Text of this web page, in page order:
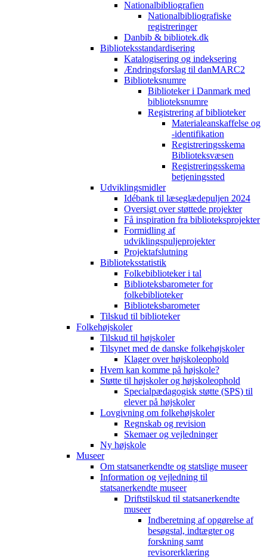
Nationalbibliografien
Nationalbibliografiske
registreringer
Danbib & bibliotek.dk
Biblioteksstandardisering
Katalogisering og indeksering
Ændringsforslag til danMARC2
Biblioteksnumre
Biblioteker i Danmark med
biblioteksnumre
Registrering af biblioteker
Materialeanskaffelse og
-identifikation
Registreringsskema
Biblioteksvæsen
Registreringsskema
betjeningssted
Udviklingsmidler
Idébank til læseglædepuljen 2024
Oversigt over støttede projekter
Få inspiration fra biblioteksprojekter
Formidling af
udviklingspuljeprojekter
Projektafslutning
Biblioteksstatistik
Folkebiblioteker i tal
Biblioteksbarometer for
folkebiblioteker
Biblioteksbarometer
Tilskud til biblioteker
Folkehøjskoler
Tilskud til højskoler
Tilsynet med de danske folkehøjskoler
Klager over højskoleophold
Hvem kan komme på højskole?
Støtte til højskoler og højskoleophold
Specialpædagogisk støtte (SPS) til
elever på højskoler
Lovgivning om folkehøjskoler
Regnskab og revision
Skemaer og vejledninger
Ny højskole
Museer
Om statsanerkendte og statslige museer
Information og vejledning til
statsanerkendte museer
Driftstilskud til statsanerkendte
museer
Indberetning af opgørelse af
besøgstal, indtægter og
forskning samt
revisorerklæring